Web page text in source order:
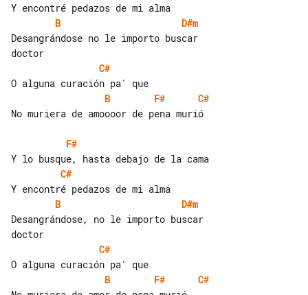
B
D#m
Desangrándose no le importo buscar
C#
B
F#
C#
No muriera de amoooor de pena murió
F#
C#
B
D#m
Desangrándose, no le importo buscar
C#
B
F#
C#